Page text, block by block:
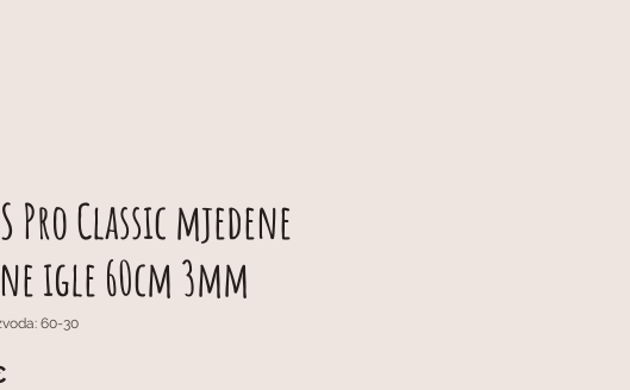
Pro Classic mjedene
igle 60cm 3mm
60-30